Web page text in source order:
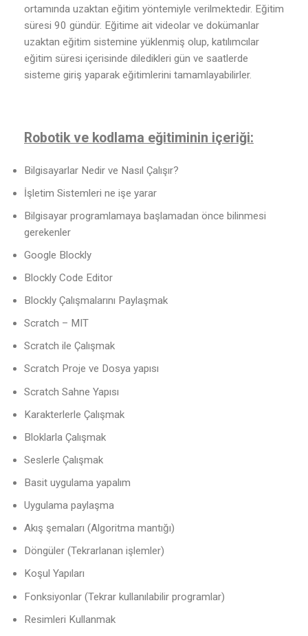
ortamında uzaktan eğitim yöntemiyle verilmektedir. Eğitim
süresi 90 gündür. Eğitime ait videolar ve dokümanlar
uzaktan eğitim sistemine yüklenmiş olup, katılımcılar
eğitim süresi içerisinde diledikleri gün ve saatlerde
sisteme giriş yaparak eğitimlerini tamamlayabilirler.
Robotik ve kodlama eğitiminin içeriği:
Bilgisayarlar Nedir ve Nasıl Çalışır?
İşletim Sistemleri ne işe yarar
Bilgisayar programlamaya başlamadan önce bilinmesi
gerekenler
Google Blockly
Blockly Code Editor
Blockly Çalışmalarını Paylaşmak
Scratch – MIT
Scratch ile Çalışmak
Scratch Proje ve Dosya yapısı
Scratch Sahne Yapısı
Karakterlerle Çalışmak
Bloklarla Çalışmak
Seslerle Çalışmak
Basit uygulama yapalım
Uygulama paylaşma
Akış şemaları (Algoritma mantığı)
Döngüler (Tekrarlanan işlemler)
Koşul Yapıları
Fonksiyonlar (Tekrar kullanılabilir programlar)
Resimleri Kullanmak